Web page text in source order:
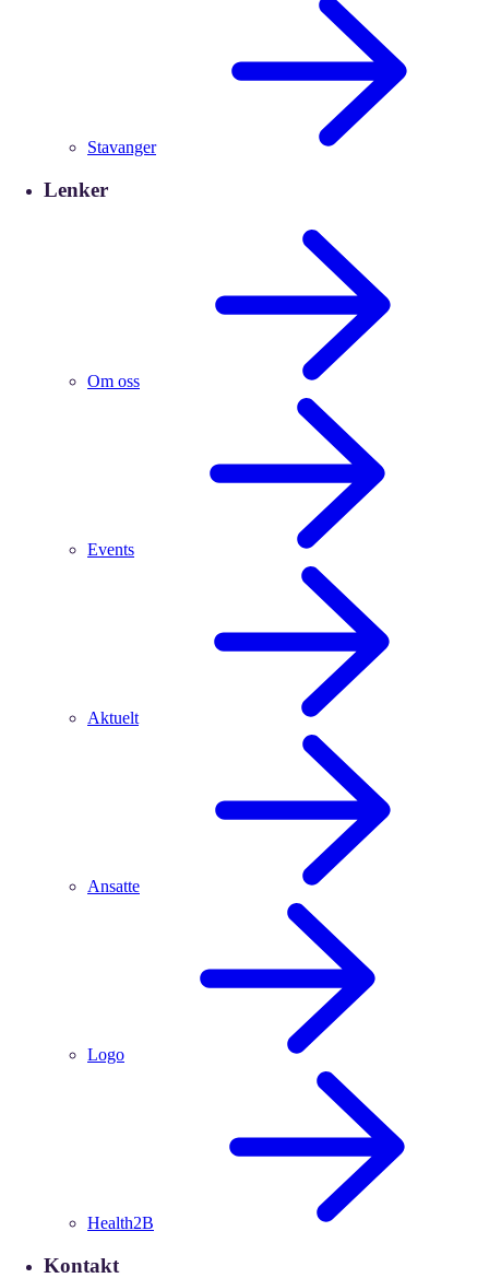
Stavanger
Lenker
Om oss
Events
Aktuelt
Ansatte
Logo
Health2B
Kontakt